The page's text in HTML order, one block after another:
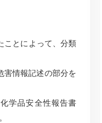
ことによって、分類
害情報記述の部分を
学品安全性報告書